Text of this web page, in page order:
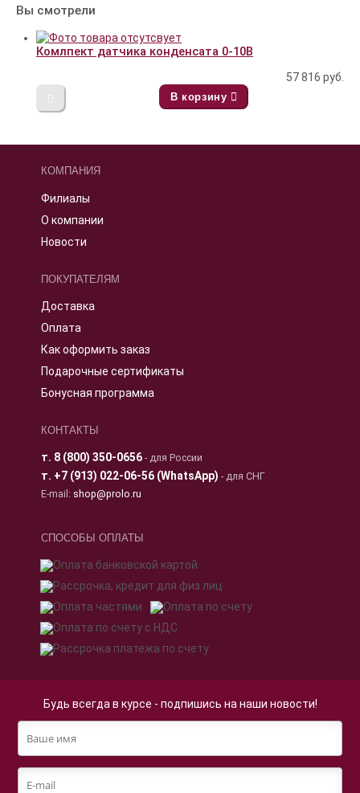
Вы смотрели
Комлпект датчика конденсата 0-10В
57 816 руб.
В корзину
КОМПАНИЯ
Филиалы
О компании
Новости
ПОКУПАТЕЛЯМ
Доставка
Оплата
Как оформить заказ
Подарочные сертификаты
Бонусная программа
КОНТАКТЫ
т. 8 (800) 350-0656- для России
т. +7 (913) 022-06-56 (WhatsApp) - для СНГ
E-mail: shop@prolo.ru
СПОСОБЫ ОПЛАТЫ
Будь всегда в курсе - подпишись на наши новости!